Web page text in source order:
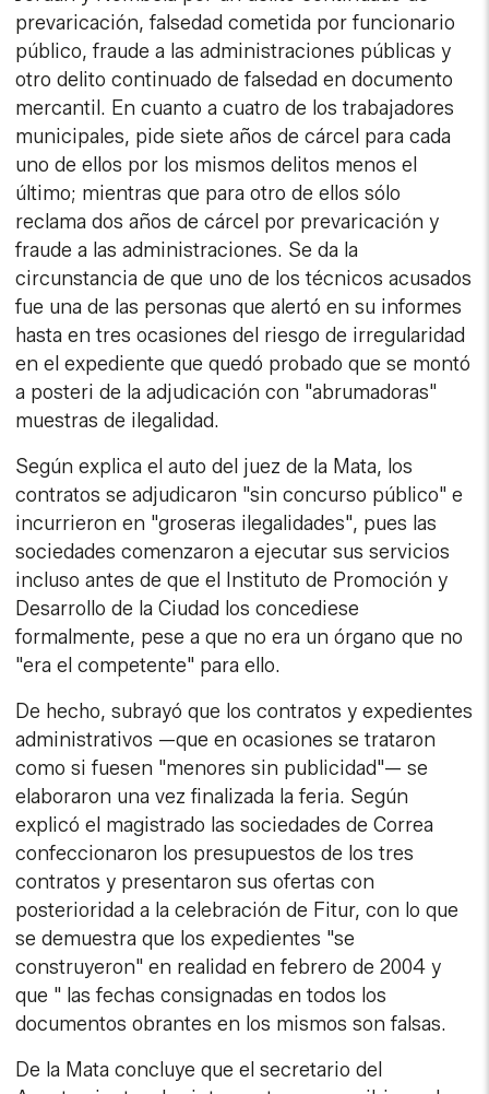
prevaricación, falsedad cometida por funcionario
público, fraude a las administraciones públicas y
otro delito continuado de falsedad en documento
mercantil. En cuanto a cuatro de los trabajadores
municipales, pide siete años de cárcel para cada
uno de ellos por los mismos delitos menos el
último; mientras que para otro de ellos sólo
reclama dos años de cárcel por prevaricación y
fraude a las administraciones. Se da la
circunstancia de que uno de los técnicos acusados
fue una de las personas que alertó en su informes
hasta en tres ocasiones del riesgo de irregularidad
en el expediente que quedó probado que se montó
a posteri de la adjudicación con "abrumadoras"
muestras de ilegalidad.
Según explica el auto del juez de la Mata, los
contratos se adjudicaron "sin concurso público" e
incurrieron en "groseras ilegalidades", pues las
sociedades comenzaron a ejecutar sus servicios
incluso antes de que el Instituto de Promoción y
Desarrollo de la Ciudad los concediese
formalmente, pese a que no era un órgano que no
"era el competente" para ello.
De hecho, subrayó que los contratos y expedientes
administrativos —que en ocasiones se trataron
como si fuesen "menores sin publicidad"— se
elaboraron una vez finalizada la feria. Según
explicó el magistrado las sociedades de Correa
confeccionaron los presupuestos de los tres
contratos y presentaron sus ofertas con
posterioridad a la celebración de Fitur, con lo que
se demuestra que los expedientes "se
construyeron" en realidad en febrero de 2004 y
que " las fechas consignadas en todos los
documentos obrantes en los mismos son falsas.
De la Mata concluye que el secretario del